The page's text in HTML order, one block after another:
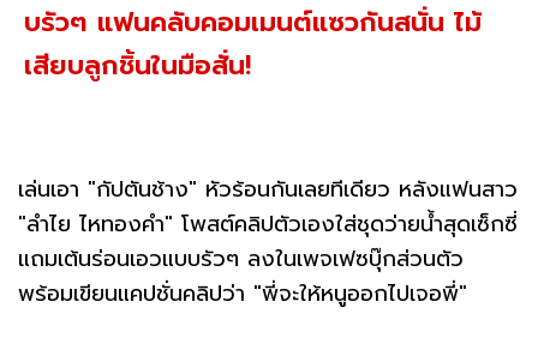
บรัวๆ แฟนคลับคอมเมนต์แซวกันสนั่น ไม้
เสียบลูกชิ้นในมือสั่น!
เล่นเอา "กัปตันช้าง" หัวร้อนกันเลยทีเดียว หลังแฟนสาว
"ลำไย ไหทองคำ" โพสต์คลิปตัวเองใส่ชุดว่ายน้ำสุดเซ็กซี่
แถมเต้นร่อนเอวแบบรัวๆ ลงในเพจเฟซบุ๊กส่วนตัว
พร้อมเขียนแคปชั่นคลิปว่า "พี่จะให้หนูออกไปเจอพี่"